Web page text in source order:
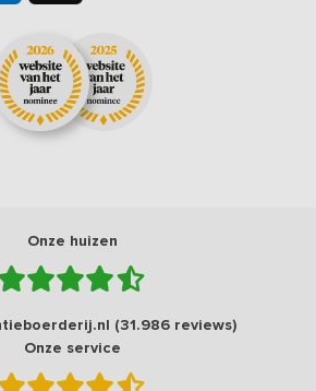
Onze huizen
(31.986 reviews)
Onze service